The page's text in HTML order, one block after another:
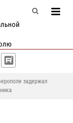
задержал